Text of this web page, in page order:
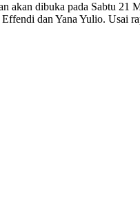
dibuka pada Sabtu
dan Yana Yulio. Usai